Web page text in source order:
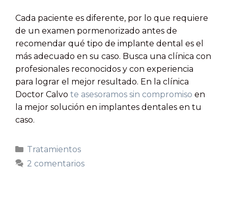
Cada paciente es diferente, por lo que requiere
de un examen pormenorizado antes de
recomendar qué tipo de implante dental es el
más adecuado en su caso. Busca una clínica con
profesionales reconocidos y con experiencia
para lograr el mejor resultado. En la clínica
Doctor Calvo te asesoramos sin compromiso en
la mejor solución en implantes dentales en tu
caso.
Tratamientos
2 comentarios